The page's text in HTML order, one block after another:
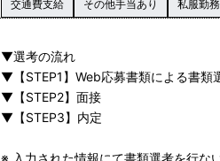
交通費支給 その他手当あり 私服勤
▼選考の流れ
▼【STEP1】Web応募書類による書類
▼【STEP2】面接
▼【STEP3】内定
※ 入力された情報にて書類選考を行な